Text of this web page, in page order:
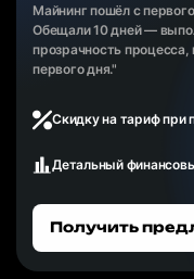
Майнинг пошёл с
Обещали 10 дней —
прозрачность
первого дня."
Скидку на тариф при
Детальный
Получить